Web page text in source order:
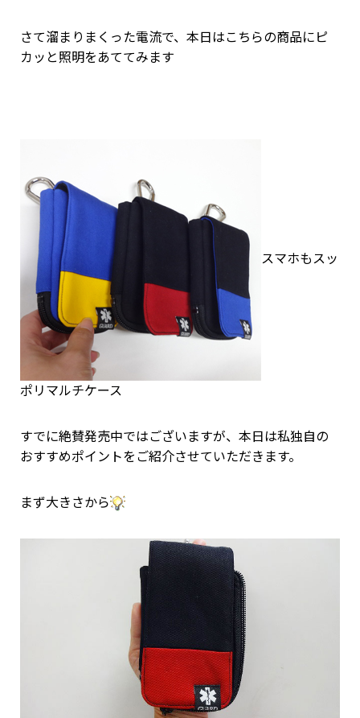
さて溜まりまくった電流で、本日はこちらの商品にピ
カッと照明をあててみます
スマホもスッ
ポリマルチケース
すでに絶賛発売中ではございますが、本日は私独自の
おすすめポイントをご紹介させていただきます。
まず大きさから